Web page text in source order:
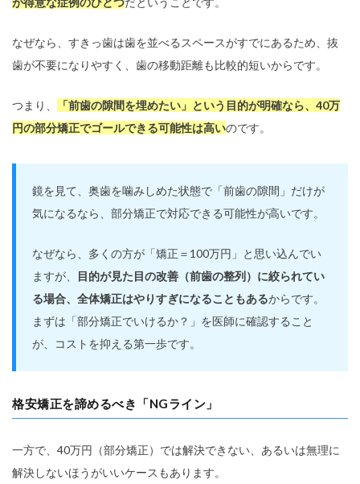
なぜなら、すきっ歯は歯を並べるスペースがすでにあるため、抜
歯が不要になりやすく、歯の移動距離も比較的短いからです。
つまり、
「前歯の隙間を埋めたい」という目的が明確なら、40万
円の部分矯正でゴールできる可能性は高いのです。
鏡を見て、奥歯を噛みしめた状態で「前歯の隙間」だけが
気になるなら、部分矯正で対応できる可能性が高いです。
なぜなら、多くの方が「矯正＝100万円」と思い込んでい
ますが、
目的が見た目の改善（前歯の整列）に絞られてい
る場合、全体矯正はやりすぎになることもあるからです。
まずは「部分矯正でいけるか？」を医師に確認すること
が、コストを抑える第一歩です。
格安矯正を諦めるべき「NGライン」
一方で、40万円（部分矯正）では解決できない、あるいは無理に
解決しないほうがいいケースもあります。